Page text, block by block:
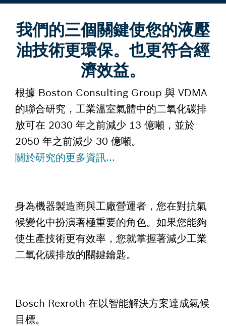
我們的三個關鍵使您的液壓
油技術更環保。也更符合經
濟效益。
根據 Boston Consulting Group 與 VDMA
的聯合研究，工業溫室氣體中的二氧化碳排
放可在 2030 年之前減少 13 億噸，並於
2050 年之前減少 30 億噸。
關於研究的更多資訊...
身為機器製造商與工廠營運者，您在對抗氣
候變化中扮演著極重要的角色。如果您能夠
使生產技術更有效率，您就掌握著減少工業
二氧化碳排放的關鍵鑰匙。
Bosch Rexroth 在以智能解決方案達成氣候
目標。